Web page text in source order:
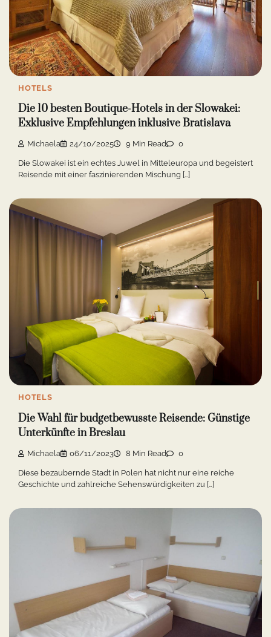
HOTELS
Die 10 besten Boutique-Hotels in der Slowakei:
Exklusive Empfehlungen inklusive Bratislava
Michaela 24/10/2025 9 Min Read 0
Die Slowakei ist ein echtes Juwel in Mitteleuropa und begeistert
Reisende mit einer faszinierenden Mischung […]
HOTELS
Die Wahl für budgetbewusste Reisende: Günstige
Unterkünfte in Breslau
Michaela 06/11/2023 8 Min Read 0
Diese bezaubernde Stadt in Polen hat nicht nur eine reiche
Geschichte und zahlreiche Sehenswürdigkeiten zu […]